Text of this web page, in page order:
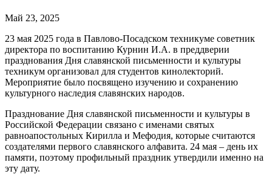
Май 23, 2025
23 мая 2025 года в Павлово-Посадском техникуме советник
директора по воспитанию Курнин И.А. в преддверии
празднования Дня славянской письменности и культуры
техникум организовал для студентов кинолекторий.
Мероприятие было посвящено изучению и сохранению
культурного наследия славянских народов.
Празднование Дня славянской письменности и культуры в
Российской Федерации связано с именами святых
равноапостольных Кирилла и Мефодия, которые считаются
создателями первого славянского алфавита. 24 мая – день их
памяти, поэтому профильный праздник утвердили именно на
эту дату.